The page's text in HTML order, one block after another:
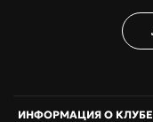
ИНФОРМАЦИЯ О КЛУБЕ